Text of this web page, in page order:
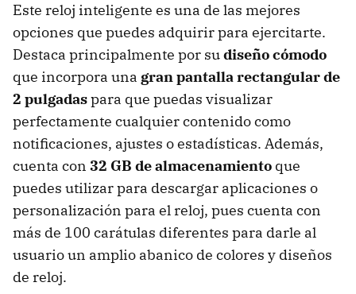
Este reloj inteligente es una de las mejores
opciones que puedes adquirir para ejercitarte.
Destaca principalmente por sudiseño cómodo
que incorpora una gran pantalla rectangular de
2 pulgadaspara que puedas visualizar
perfectamente cualquier contenido como
notificaciones, ajustes o estadísticas. Además,
cuenta con 32 GB de almacenamiento que
puedes utilizar para descargar aplicaciones o
personalización para el reloj, pues cuenta con
más de 100 carátulas diferentes para darle al
usuario un amplio abanico de colores y diseños
de reloj.